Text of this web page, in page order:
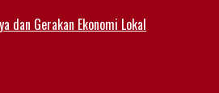
dan Gerakan Ekonomi Lokal